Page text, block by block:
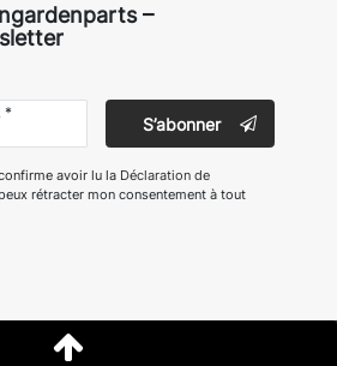
–
*
S’abonner
avoir lu la Déclaration de
rétracter mon consentement à tout